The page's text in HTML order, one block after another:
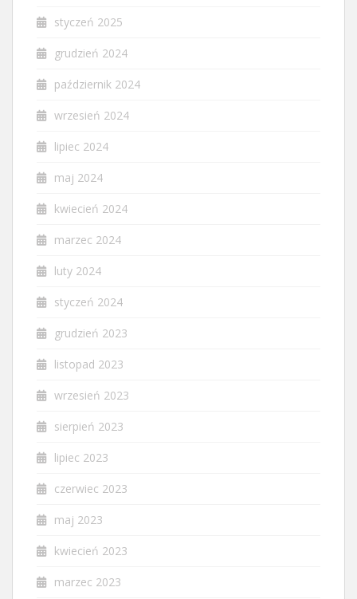
styczeń 2025
grudzień 2024
październik 2024
wrzesień 2024
lipiec 2024
maj 2024
kwiecień 2024
marzec 2024
luty 2024
styczeń 2024
grudzień 2023
listopad 2023
wrzesień 2023
sierpień 2023
lipiec 2023
czerwiec 2023
maj 2023
kwiecień 2023
marzec 2023